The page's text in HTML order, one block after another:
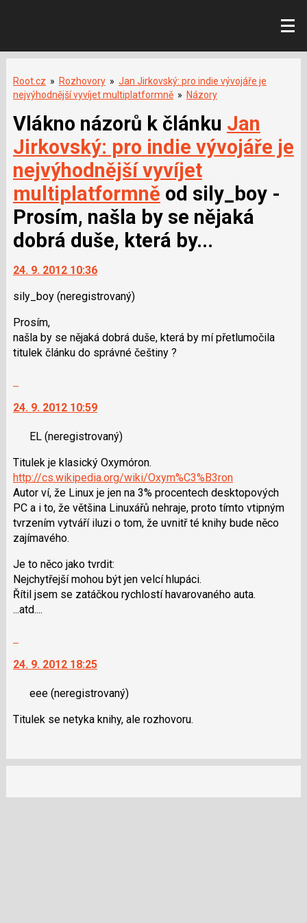
Root.cz » Rozhovory » Jan Jirkovský: pro indie vývojáře je
nejvýhodnější vyvíjet multiplatformně » Názory
Vlákno názorů k článku Jan
Jirkovský: pro indie vývojáře je
nejvýhodnější vyvíjet
multiplatformně od sily_boy -
Prosím, našla by se nějaká
dobrá duše, která by...
24. 9. 2012 10:36
sily_boy (neregistrovaný)
Prosím,
našla by se nějaká dobrá duše, která by mí přetlumočila
titulek článku do správné češtiny ?
další
názor.
navigaci
lze
použít
i
klávesy
N
pro
následující
a
P
názor
24. 9. 2012 10:59
EL (neregistrovaný)
Titulek je klasický Oxymóron.
http://cs.wikipedia.org/wiki/Oxym%C3%B3ron
Autor ví, že Linux je jen na 3% procentech desktopových
PC a i to, že většina Linuxářů nehraje, proto tímto vtipným
tvrzením vytváří iluzi o tom, že uvnitř té knihy bude něco
zajímavého.
Je to něco jako tvrdit:
Nejchytřejší mohou být jen velcí hlupáci.
Řítil jsem se zatáčkou rychlostí havarovaného auta.
...atd....
další
názor.
navigaci
použít
N
24. 9. 2012 18:25
eee (neregistrovaný)
Titulek se netyka knihy, ale rozhovoru.